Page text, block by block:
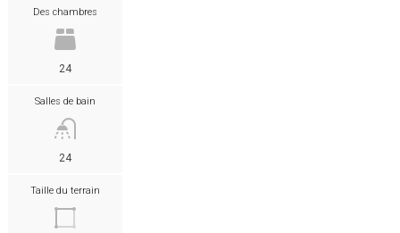
Des chambres
24
Salles de bain
24
Taille du terrain